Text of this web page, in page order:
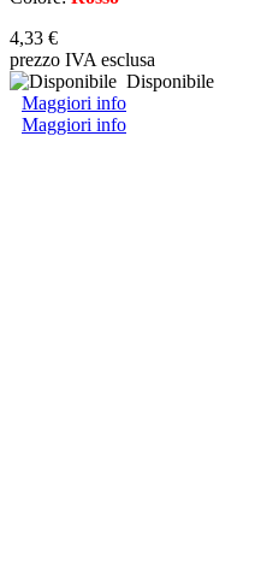
4,33 €
prezzo IVA esclusa
Disponibile
Maggiori info
Maggiori info